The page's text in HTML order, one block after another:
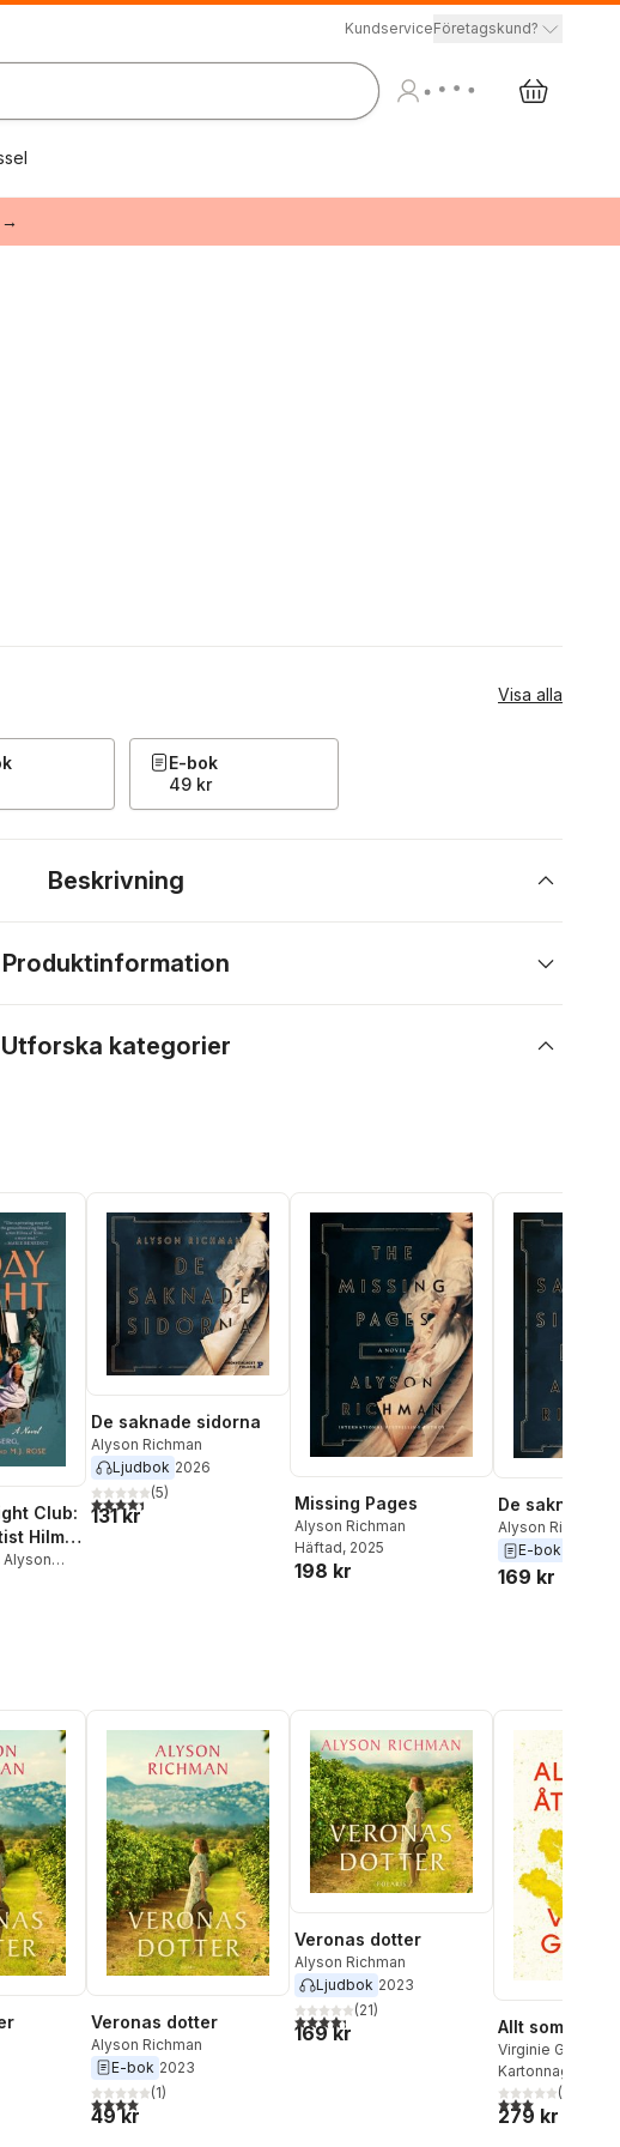
KundserviceFöretagskund?
→
Visa alla
E-bok
49 kr
Beskrivning
Produktinformation
Utforska kategorier
Club:
Hilma
Alyson
De saknade sidorna
Alyson Richman
Ljudbok 2026
4,4utav 5 stjärnor. Totalt antal röster:
(5)
131 kr
Missing Pages
Alyson Richman
Häftad, 2025
198 kr
De saknade
Alyson Richman
E-bok
169 kr
Totalt antal röster:
Veronas dotter
Alyson Richman
E-bok 2023
4,0utav 5 stjärnor. Totalt antal röster:
(1)
49 kr
Veronas dotter
Alyson Richman
Ljudbok 2023
4,3utav 5 stjärnor. Totalt antal röster:
(21)
169 kr Allt som
Virginie Grimaldi
Kartonnage
3,0utav 5(
279 kr